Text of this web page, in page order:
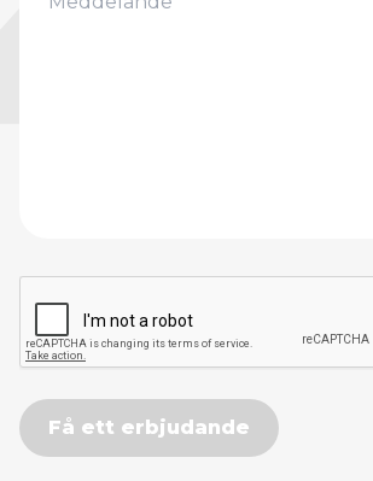
Få ett erbjudande